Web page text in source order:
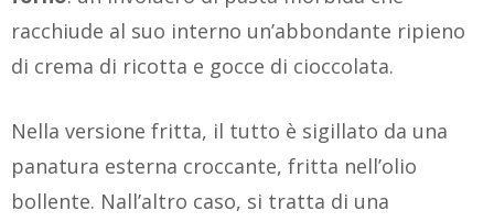
racchiude al suo interno un’abbondante ripieno
di crema di ricotta e gocce di cioccolata.
Nella versione fritta, il tutto è sigillato da una
panatura esterna croccante, fritta nell’olio
bollente. Nall’altro caso, si tratta di una